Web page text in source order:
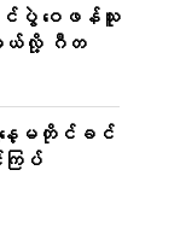
င်ပွဲ ဝေဖန်သူ
မယ်လို့ ဂီတ
နေ့မတိုင်ခင်
ကြပ်